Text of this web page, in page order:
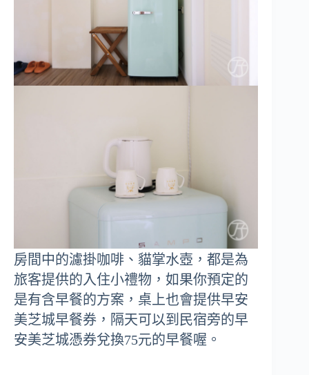
房間中的濾掛咖啡、貓掌水壺，都是為
旅客提供的入住小禮物，如果你預定的
是有含早餐的方案，桌上也會提供早安
美芝城早餐券，隔天可以到民宿旁的早
安美芝城憑券兌換75元的早餐喔。